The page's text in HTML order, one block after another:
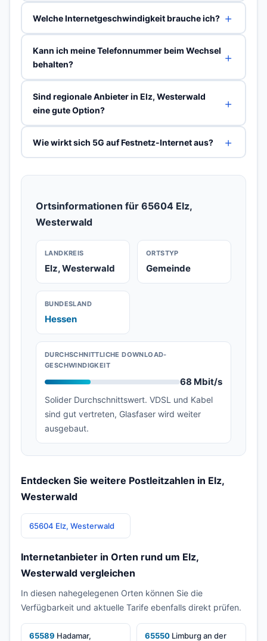
Welche Internetgeschwindigkeit brauche ich?
Kann ich meine Telefonnummer beim Wechsel
behalten?
Sind regionale Anbieter in Elz, Westerwald
eine gute Option?
Wie wirkt sich 5G auf Festnetz-Internet aus?
Ortsinformationen für 65604 Elz,
Westerwald
LANDKREIS
Elz, Westerwald
ORTSTYP
Gemeinde
BUNDESLAND
Hessen
DURCHSCHNITTLICHE DOWNLOAD-
GESCHWINDIGKEIT
68 Mbit/s
Solider Durchschnittswert. VDSL und Kabel
sind gut vertreten, Glasfaser wird weiter
ausgebaut.
Entdecken Sie weitere Postleitzahlen in Elz,
Westerwald
65604 Elz, Westerwald
Internetanbieter in Orten rund um Elz,
Westerwald vergleichen
In diesen nahegelegenen Orten können Sie die
Verfügbarkeit und aktuelle Tarife ebenfalls direkt prüfen.
65589 Hadamar,
65550 Limburg an der